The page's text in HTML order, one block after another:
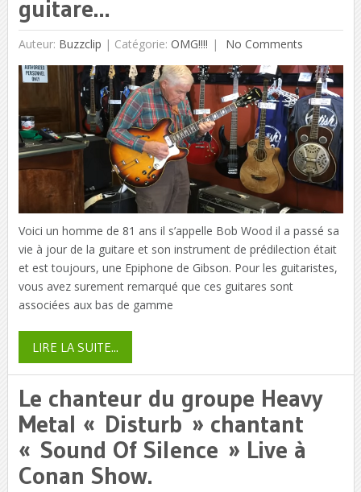
guitare…
Auteur: Buzzclip | Catégorie: OMG!!!! No Comments
Voici un homme de 81 ans il s’appelle Bob Wood il a passé sa
vie à jour de la guitare et son instrument de prédilection était
et est toujours, une Epiphone de Gibson. Pour les guitaristes,
vous avez surement remarqué que ces guitares sont
associées aux bas de gamme
LIRE LA SUITE...
Le chanteur du groupe Heavy
Metal « Disturb » chantant
« Sound Of Silence » Live à
Conan Show.